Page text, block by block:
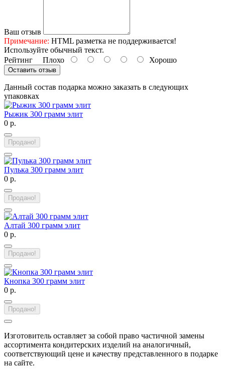
Ваш отзыв
Примечание: HTML разметка не поддерживается!
Используйте обычный текст.
Рейтинг Плохо Хорошо
Оставить отзыв
Данный состав подарка можно заказать в следующих
упаковках
Рыжик 300 грамм элит
0 р.
Продано!
Пулька 300 грамм элит
0 р.
Продано!
Алтай 300 грамм элит
0 р.
Продано!
Кнопка 300 грамм элит
0 р.
Продано!
Изготовитель оставляет за собой право частичной замены
ассортимента кондитерских изделий на аналогичный,
соответствующий цене и качеству представленного в подарке
на сайте.